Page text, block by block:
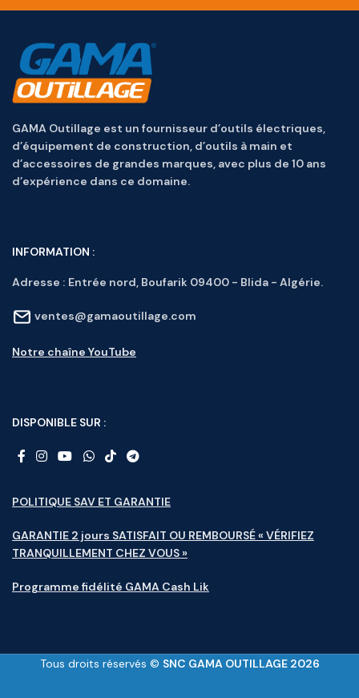
GAMA Outillage est un fournisseur d’outils électriques,
d’équipement de construction, d’outils à main et
d’accessoires de grandes marques, avec plus de 10 ans
d’expérience dans ce domaine.
INFORMATION :
Adresse : Entrée nord, Boufarik 09400 - Blida - Algérie.
ventes@gamaoutillage.com
Notre chaîne YouTube
DISPONIBLE SUR :
POLITIQUE SAV ET GARANTIE
GARANTIE 2 jours SATISFAIT OU REMBOURSÉ « VÉRIFIEZ
TRANQUILLEMENT CHEZ VOUS »
Programme fidélité GAMA Cash Lik
Tous droits réservés © SNC GAMA OUTILLAGE 2026